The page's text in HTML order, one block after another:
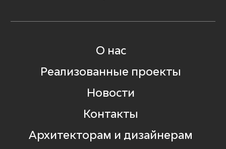
О нас
Реализованные проекты
Новости
Контакты
Архитекторам и дизайнерам